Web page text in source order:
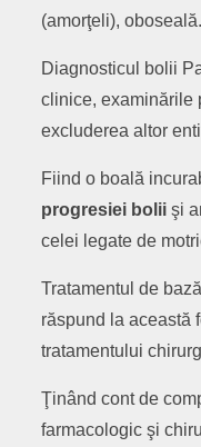
(amorţeli), oboseală.
Diagnosticul bolii
clinice, examinările
excluderea altor
Fiind o boală
progresiei bolii şi
celei legate de
Tratamentul de
răspund la această
tratamentului
Ţinând cont de
farmacologic şi